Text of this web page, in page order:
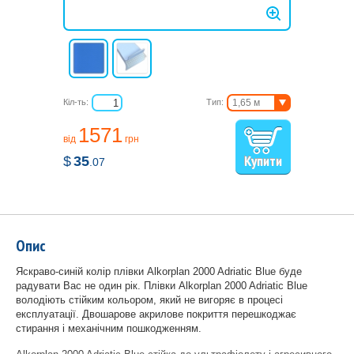
від 1571 грн
$35 .07
Кіл-ть: Тип:
1,65 м
2,05 м
Опис
Яскраво-синій колір плівки Alkorplan 2000 Adriatic Blue буде
радувати Вас не один рік. Плівки Alkorplan 2000 Adriatic Blue
володіють стійким кольором, який не вигоряє в процесі
експлуатації. Двошарове акрилове покриття перешкоджає
стирання і механічним пошкодженням.